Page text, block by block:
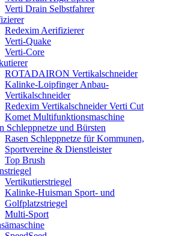
Verti Drain Selbstfahrer
Redexim Aerifizierer
Verti-Quake
Verti-Core
ROTADAIRON Vertikalschneider
Kalinke-Loipfinger Anbau-
Vertikalschneider
Redexim Vertikalschneider Verti Cut
Komet Multifunktionsmaschine
Schleppnetze und Bürsten
Rasen Schleppnetze für Kommunen,
Sportvereine & Dienstleister
Top Brush
Vertikutierstriegel
Kalinke-Huisman Sport- und
Golfplatzstriegel
Multi-Sport